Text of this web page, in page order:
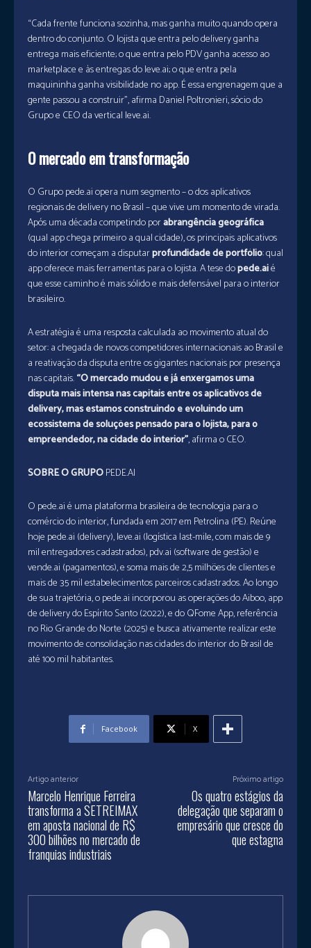
“Cada frente funciona sozinha, mas ganha muito quando opera
dentro do conjunto. O lojista que entra pelo delivery ganha
entrega mais eficiente; o que entra pelo PDV ganha acesso ao
marketplace e às entregas do leve.ai; o que entra pela
maquininha ganha visibilidade no app. É essa engrenagem que a
gente passou a construir”, afirma Daniel Poltronieri, sócio do
Grupo e CEO da vertical leve.ai.
O mercado em transformação
O Grupo pede.aiopera num segmento – o dos aplicativos
regionais de delivery no Brasil – que vive um momento de virada.
Após uma década competindo porabrangência geográfica
(qual app chega primeiro a qual cidade), os principais aplicativos
do interior começam a disputarprofundidade de portfólio: qual
app oferece mais ferramentas para o lojista. A tese dopede.aié
que esse caminho é mais sólido e mais defensável para o interior
brasileiro.
A estratégia é uma resposta calculada ao movimento atual do
setor: a chegada de novos competidores internacionais ao Brasil e
a reativação da disputa entre os gigantes nacionais por presença
nas capitais.“O mercado mudou e já enxergamos uma
disputa mais intensa nas capitais entre os aplicativos de
delivery, mas estamos construindo e evoluindo um
ecossistema de soluções pensado para o lojista, para o
empreendedor, na cidade do interior”, afirma o CEO.
SOBRE O GRUPOPEDE.AI
O pede.ai é uma plataforma brasileira de tecnologia para o
comércio do interior, fundada em 2017 em Petrolina (PE). Reúne
hoje pede.ai (delivery), leve.ai (logística last-mile, com mais de 9
mil entregadores cadastrados), pdv.ai (software de gestão) e
vende.ai (pagamentos), e soma mais de 2,5 milhões de clientes e
mais de 35 mil estabelecimentos parceiros cadastrados. Ao longo
de sua trajetória, o pede.ai incorporou as operações do Aiboo, app
de delivery do Espírito Santo (2022), e do QFome App, referência
no Rio Grande do Norte (2025) e busca ativamente realizar este
movimento de consolidação nas cidades do interior do Brasil de
até 100 mil habitantes.
Facebook X
Artigo anterior
Marcelo Henrique Ferreira
transforma a SETREIMAX
em aposta nacional de R$
300 bilhões no mercado de
franquias industriais
Próximo artigo
Os quatro estágios da
delegação que separam o
empresário que cresce do
que estagna